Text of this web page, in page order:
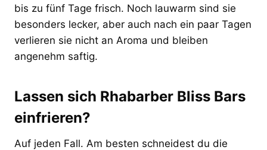
bis zu fünf Tage frisch. Noch lauwarm sind sie
besonders lecker, aber auch nach ein paar Tagen
verlieren sie nicht an Aroma und bleiben
angenehm saftig.
Lassen sich Rhabarber Bliss Bars
einfrieren?
Auf jeden Fall. Am besten schneidest du die